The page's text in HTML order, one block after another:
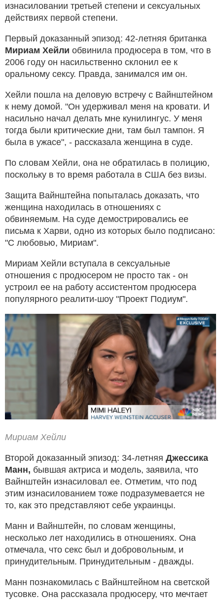
изнасиловании третьей степени и сексуальных
действиях первой степени.
Первый доказанный эпизод: 42-летняя британка
Мириам Хейли обвинила продюсера в том, что в
2006 году он насильственно склонил ее к
оральному сексу. Правда, занимался им он.
Хейли пошла на деловую встречу с Вайнштейном
к нему домой. "Он удерживал меня на кровати. И
насильно начал делать мне кунилингус. У меня
тогда были критические дни, там был тампон. Я
была в ужасе", - рассказала женщина в суде.
По словам Хейли, она не обратилась в полицию,
поскольку в то время работала в США без визы.
Защита Вайнштейна попыталась доказать, что
женщина находилась в отношениях с
обвиняемым. На суде демострировались ее
письма к Харви, одно из которых было подписано:
"С любовью, Мириам".
Мириам Хейли вступала в сексуальные
отношения с продюсером не просто так - он
устроил ее на работу ассистентом продюсера
популярного реалити-шоу "Проект Подиум".
Мириам Хейли
Второй доказанный эпизод: 34-летняя Джессика
Манн, бывшая актриса и модель, заявила, что
Вайнштейн изнасиловал ее. Отметим, что под
этим изнасилованием тоже подразумевается не
то, как это представляют себе украинцы.
Манн и Вайнштейн, по словам женщины,
несколько лет находились в отношениях. Она
отмечала, что секс был и добровольным, и
принудительным. Принудительным - дважды.
Манн познакомилась с Вайнштейном на светской
тусовке. Она рассказала продюсеру, что мечтает